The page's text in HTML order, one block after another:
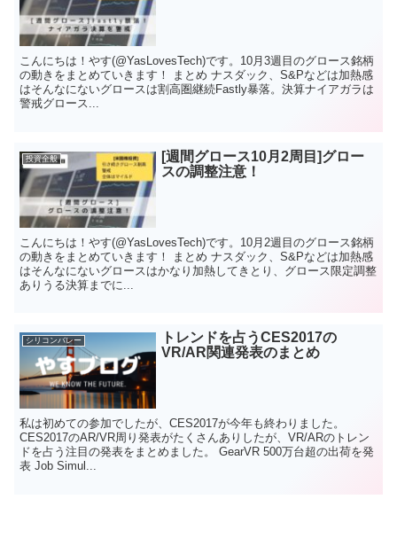
こんにちは！やす(@YasLovesTech)です。10月3週目のグロース銘柄
の動きをまとめていきます！ まとめ ナスダック、S&Pなどは加熱感
はそんなにないグロースは割高圏継続Fastly暴落。決算ナイアガラは
警戒グロース...
投資全般
[週間グロース10月2周目]グロー
スの調整注意！
こんにちは！やす(@YasLovesTech)です。10月2週目のグロース銘柄
の動きをまとめていきます！ まとめ ナスダック、S&Pなどは加熱感
はそんなにないグロースはかなり加熱してきとり、グロース限定調整
ありうる決算までに...
シリコンバレー
トレンドを占うCES2017の
VR/AR関連発表のまとめ
私は初めての参加でしたが、CES2017が今年も終わりました。
CES2017のAR/VR周り発表がたくさんありしたが、VR/ARのトレン
ドを占う注目の発表をまとめました。 GearVR 500万台超の出荷を発
表 Job Simul...